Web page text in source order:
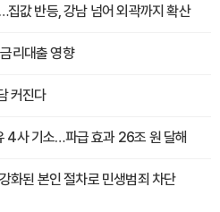
값 반등, 강남 넘어 외곽까지 확산
리대출 영향
커진다
4사 기소…파급 효과 26조 원 달해
화된 본인 절차로 민생범죄 차단